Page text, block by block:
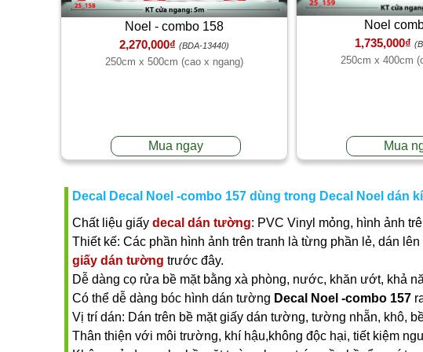
Noel - combo 158
2,270,000₫ (BDA-13440)
250cm x 500cm (cao x ngang)
Mua ngay
Noel
1,735,000₫
250cm x 400cm
Mua
Decal Decal Noel -combo 157 dùng trong Decal Noel dán
Chất liệu giấy decal dán tường: PVC Vinyl mỏng, hình ảnh
Thiết kế: Các phần hình ảnh trên tranh là từng phần lẻ, dán
giấy dán tường trước đây.
Dễ dàng cọ rửa bề mặt bằng xà phòng, nước, khăn ướt, khả
Có thể dễ dàng bóc hình dán tường Decal Noel -combo 157
Vị trí dán: Dán trên bề mặt giấy dán tường, tường nhẵn, khô,
Thân thiện với môi trường, khí hậu,không độc hại, tiết kiệm